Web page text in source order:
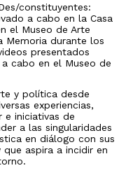
constituyentes:
a cabo en la Casa
el Museo de Arte
Memoria durante los
presentados
cabo en el Museo de
y política desde
experiencias,
e iniciativas de
a las singularidades
en diálogo con sus
aspira a incidir en